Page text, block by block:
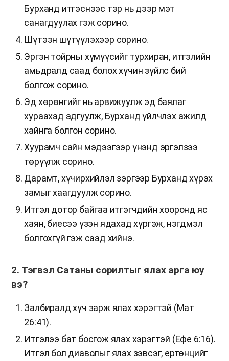
Бурханд итгэснээс тэр нь дээр мэт
санагдуулах гэж сорино.
Шүтээн шүтүүлэхээр сорино.
Эргэн тойрны хүмүүсийг турхиран, итгэлийн
амьдралд саад болох хүчин зүйлс бий
болгож сорино.
Эд хөрөнгийг нь арвижуулж эд баялаг
хураахад адгуулж, Бурханд үйлчлэх ажилд
хайнга болгон сорино.
Хуурамч сайн мэдээгээр үнэнд эргэлзээ
төрүүлж сорино.
Дарамт, хүчирхийлэл зэргээр Бурханд хүрэх
замыг хаагдуулж сорино.
Итгэл дотор байгаа итгэгчдийн хооронд яс
хаян, биесээ үзэн ядахад хүргэж, нэгдмэл
болгохгүй гэж саад хийнэ.
2. Тэгвэл Сатаны сорилтыг ялах арга юу
вэ?
Залбиралд хүч зарж ялах хэрэгтэй (Мат
26:41).
Итгэлээ бат босгож ялах хэрэгтэй (Ефе 6:16).
Итгэл бол диаволыг ялах зэвсэг, ертөнцийг